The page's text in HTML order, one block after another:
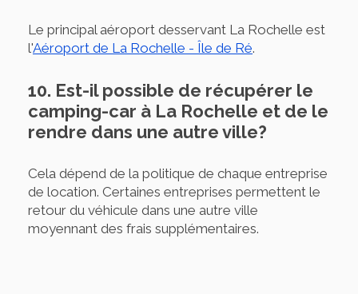
Le principal aéroport desservant La Rochelle est
l'Aéroport de La Rochelle - Île de Ré.
10. Est-il possible de récupérer le
camping-car à La Rochelle et de le
rendre dans une autre ville?
Cela dépend de la politique de chaque entreprise
de location. Certaines entreprises permettent le
retour du véhicule dans une autre ville
moyennant des frais supplémentaires.